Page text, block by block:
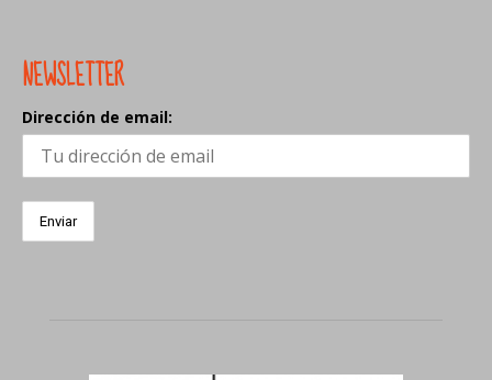
NEWSLETTER
Dirección de email: